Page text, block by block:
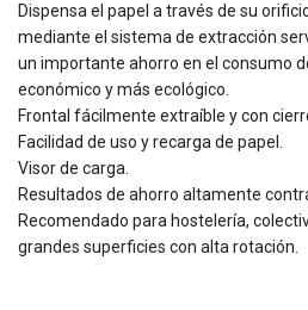
Dispensa el papel a través de su
mediante el sistema de extracción
un importante ahorro en el consumo
económico y más ecológico.
Frontal fácilmente extraíble y con
Facilidad de uso y recarga de papel.
Visor de carga.
Resultados de ahorro altamente
Recomendado para hostelería,
grandes superficies con alta rotación.